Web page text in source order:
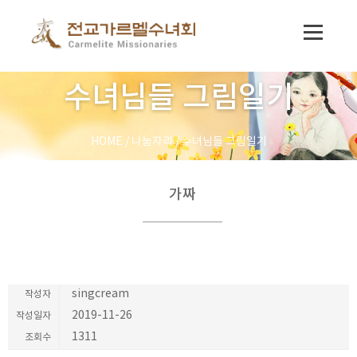
수녀님들 그림일기
HOME / 나눔자리/수녀님들 그림일기
가짜
작성자 singcream
작성일자 2019-11-26
조회수 1311